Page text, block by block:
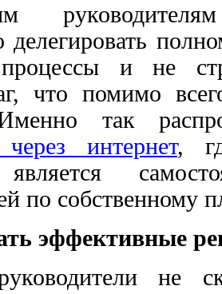
делегировать
и не
что помимо
так
интернет,
по собственному
эффективные
не